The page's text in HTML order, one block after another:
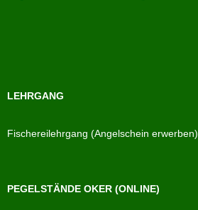
LEHRGANG
Fischereilehrgang (Angelschein erwerben)
PEGELSTÄNDE OKER (ONLINE)